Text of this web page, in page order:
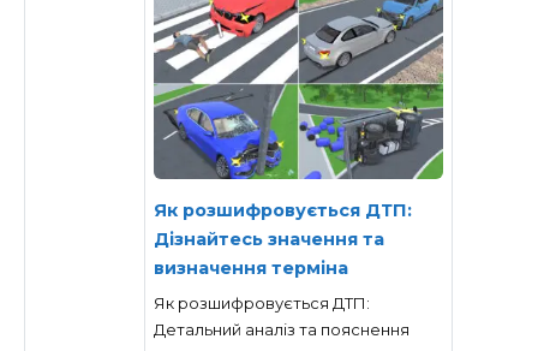
Як розшифровується ДТП:
Дізнайтесь значення та
визначення терміна
Як розшифровується ДТП:
Детальний аналіз та пояснення